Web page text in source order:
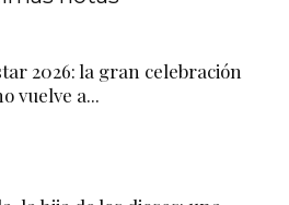
2026: la gran celebración
vuelve a...